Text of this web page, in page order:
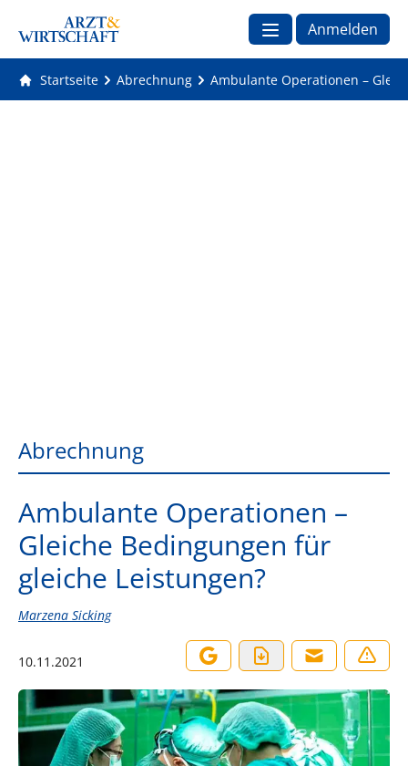
Anmelden
Startseite Abrechnung Ambulante Operationen –
Abrechnung
Ambulante Operationen –
Gleiche Bedingungen für
gleiche Leistungen?
Marzena Sicking
10.11.2021